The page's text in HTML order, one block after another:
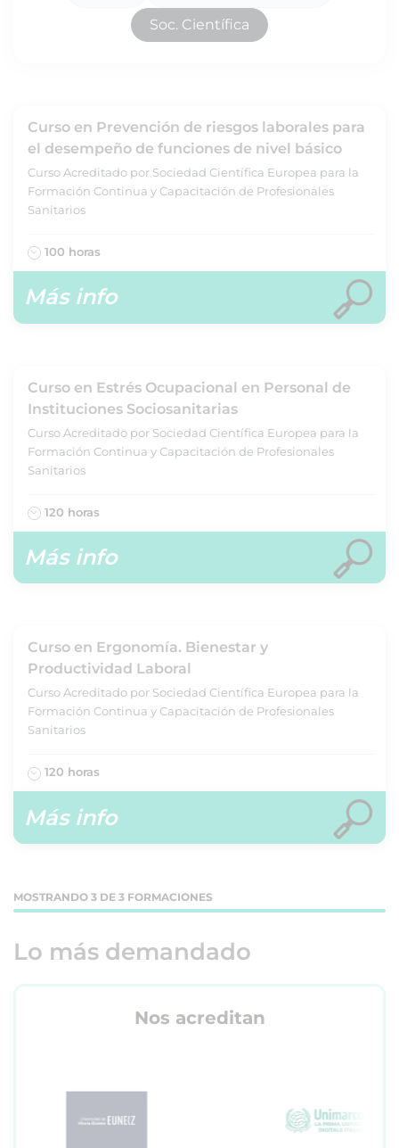
Soc. Científica
Curso en Prevención de riesgos laborales para
el desempeño de funciones de nivel básico
Curso Acreditado por Sociedad Científica Europea para la
Formación Continua y Capacitación de Profesionales
Sanitarios
100 horas
Más info
Curso en Estrés Ocupacional en Personal de
Instituciones Sociosanitarias
Curso Acreditado por Sociedad Científica Europea para la
Formación Continua y Capacitación de Profesionales
Sanitarios
120 horas
Más info
Curso en Ergonomía. Bienestar y
Productividad Laboral
Curso Acreditado por Sociedad Científica Europea para la
Formación Continua y Capacitación de Profesionales
Sanitarios
120 horas
Más info
MOSTRANDO 3 DE 3 FORMACIONES
Lo más demandado
Nos acreditan